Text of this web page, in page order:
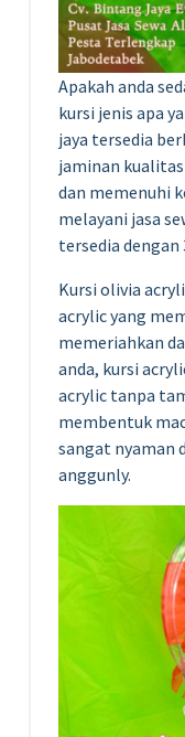
Apakah anda
kursi jenis apa
jaya tersedia
jaminan
dan memenuhi
melayani jasa
tersedia
Kursi olivia
acrylic yang
memeriahkan
anda, kursi
acrylic tanpa
membentuk
sangat nyaman
anggunly.